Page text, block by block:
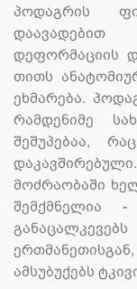
პოდაგრის
დეფორმაციის
თითს
ეხმარება.
რამდენიმე
შეშუპებაა,
მოძრაობაში
შემქმნელია
ამსუბუქებს